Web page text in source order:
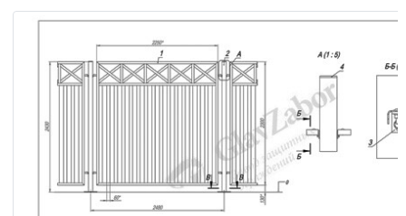
Сборочный чертёж